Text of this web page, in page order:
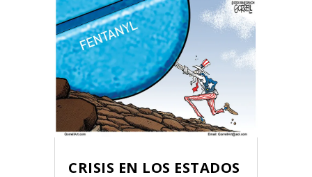
CRISIS EN LOS ESTADOS